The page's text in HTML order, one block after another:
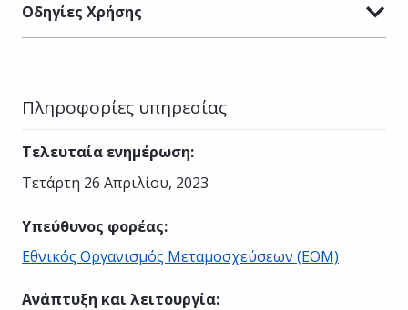
Οδηγίες Χρήσης
Πληροφορίες υπηρεσίας
Τελευταία ενημέρωση:
Τετάρτη 26 Απριλίου, 2023
Υπεύθυνος φορέας:
Εθνικός Οργανισμός Μεταμοσχεύσεων (ΕΟΜ)
Ανάπτυξη και λειτουργία: